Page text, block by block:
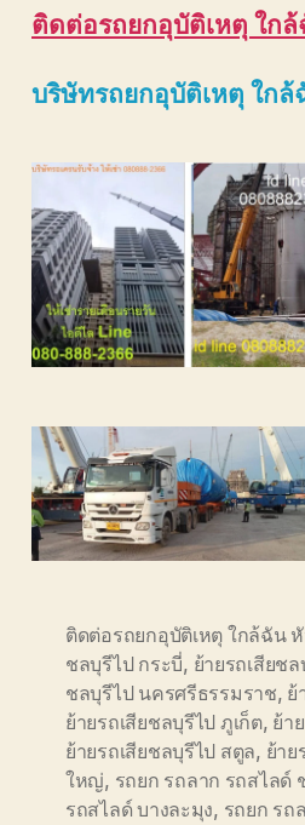
ติดต่อรถยกอุบัติเหตุ ใก
บริษัทรถยกอุบัติเหตุ ใก
ติดต่อรถยกอุบัติเหตุ ใกล้ฉัน
ชลบุรีไป กระบี่, ย้ายรถเสียช
ชลบุรีไป นครศรีธรรมราช, ย้
ย้ายรถเสียชลบุรีไป ภูเก็ต, ย้า
ย้ายรถเสียชลบุรีไป สตูล, ย้าย
ใหญ่, รถยก รถลาก รถสไลด์
รถสไลด์ บางละมุง, รถยก รถ